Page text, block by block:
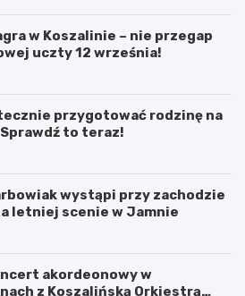
w Koszalinie – nie przegap
uczty 12 września!
przygotować rodzinę na
to teraz!
wystąpi przy zachodzie
letniej scenie w Jamnie
akordeonowy w
z Koszalińską Orkiestrą